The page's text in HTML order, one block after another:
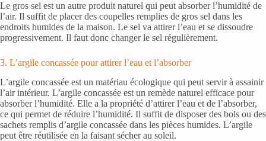
Le gros sel est un autre produit naturel qui peut absorber l’humidité de
l’air. Il suffit de placer des coupelles remplies de gros sel dans les
endroits humides de la maison. Le sel va attirer l’eau et se dissoudre
progressivement. Il faut donc changer le sel régulièrement.
3. L’argile concassée pour attirer l’eau et l’absorber
L’argile concassée est un matériau écologique qui peut servir à assainir
l’air intérieur. L’argile concassée est un remède naturel efficace pour
absorber l’humidité. Elle a la propriété d’attirer l’eau et de l’absorber,
ce qui permet de réduire l’humidité. Il suffit de disposer des bols ou des
sachets remplis d’argile concassée dans les pièces humides. L’argile
peut être réutilisée en la faisant sécher au soleil.